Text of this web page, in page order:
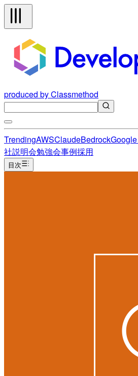
produced by Classmethod
TrendingAWSClaudeBedrock
社説明会勉強会事例採用
目次